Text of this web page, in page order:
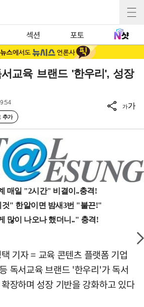
섹션 포토
교육 브랜드 '한우리', 성장
추가
가가
기자 = 교육 콘텐츠 플랫폼 기업
독서교육 브랜드 '한우리'가 독서
장하며 성장 기반을 강화하고 있다